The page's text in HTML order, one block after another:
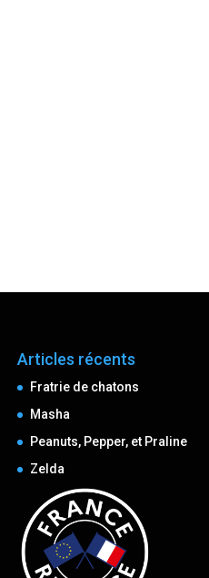
Articles récents
Fratrie de chatons
Masha
Peanuts, Pepper, et Praline
Zelda